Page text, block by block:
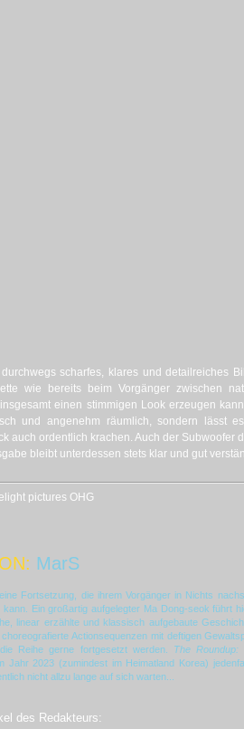
scharfes, klares und detailreiches
wie bereits beim Vorgänger zwischen
einen stimmigen Look erzeugen
und angenehm räumlich, sondern lässt
auch ordentlich krachen. Auch der Subwoofer
bleibt unterdessen stets klar und gut
pictures OHG
MarS
Fortsetzung, die ihrem Vorgänger in Nichts
kann. Ein großartig aufgelegter Ma Dong-seok führt
linear erzählte und klassisch aufgebaute
Actionsequenzen mit deftigen
Reihe gerne fortgesetzt werden. The
Jahr 2023 (zumindest im Heimatland Korea)
nicht allzu lange auf sich warten...
des Redakteurs: